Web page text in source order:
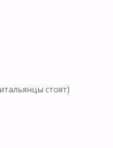
стоят)